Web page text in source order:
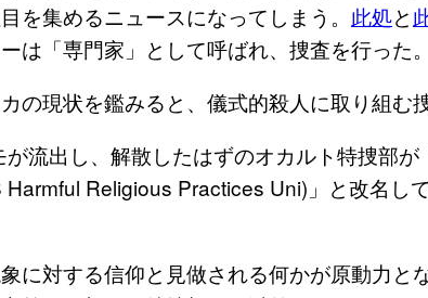
を集めるニュースになってしまう。 此処と
は「専門家」として呼ばれ、捜査を行った。
の現状を鑑みると、儀式的殺人に取り組む
流出し、解散したはずのオカルト特捜部
Religious Practices Uni)」と改名し
に対する信仰と見做される何かが原動力と